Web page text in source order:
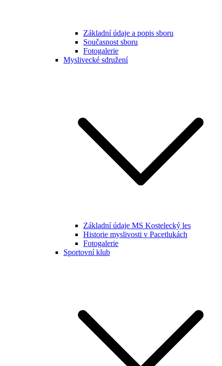
Základní údaje a popis sboru
Současnost sboru
Fotogalerie
Myslivecké sdružení
Základní údaje MS Kostelecký les
Historie myslivosti v Pacetlukách
Fotogalerie
Sportovní klub